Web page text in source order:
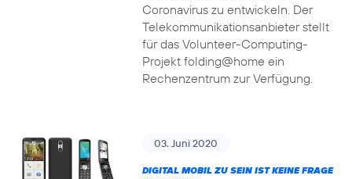
Coronavirus zu entwickeln. Der
Telekommunikationsanbieter stellt
für das Volunteer-Computing-
Projekt folding@home ein
Rechenzentrum zur Verfügung.
03. Juni 2020
DIGITAL MOBIL ZU SEIN IST KEINE FRAGE